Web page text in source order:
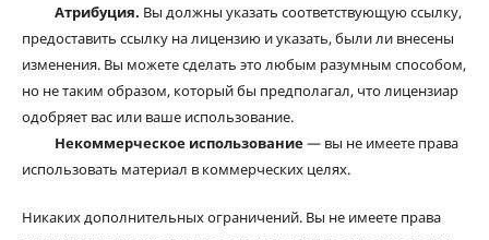
Атрибуция. Вы должны указать соответствующую ссылку,
предоставить ссылку на лицензию и указать, были ли внесены
изменения. Вы можете сделать это любым разумным способом,
но не таким образом, который бы предполагал, что лицензиар
одобряет вас или ваше использование.
Некоммерческое использование— вы не имеете права
использовать материал в коммерческих целях.
Никаких дополнительных ограничений. Вы не имеете права